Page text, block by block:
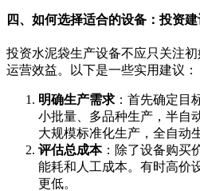
四、如何选择适合的设备：投资建
投资水泥袋生产设备不应只关注
运营效益。以下是一些实用建议：
明确生产需求 ：首先确定目
小批量、多品种生产，半自
大规模标准化生产，全自动
评估总成本：除了设备购买
能耗和人工成本。有时高价
更低。